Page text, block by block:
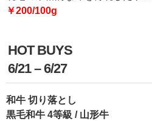
￥200/100g
HOT BUYS
6/21 – 6/27
和牛 切り落とし
黒毛和牛 4等級 / 山形牛